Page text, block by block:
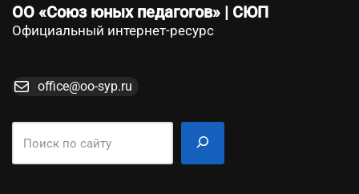
ОО «Союз юных педагогов» | СЮП
Официальный интернет-ресурс
office@oo-syp.ru